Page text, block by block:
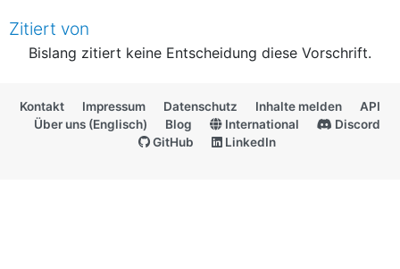
Zitiert von
Bislang zitiert keine Entscheidung diese Vorschrift.
Kontakt Impressum Datenschutz Inhalte melden
API
Über uns (Englisch)
Blog International
Discord
GitHub
LinkedIn